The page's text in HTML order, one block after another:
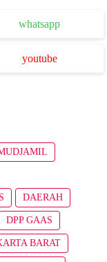
whatsapp
youtube
DAERAH
DPP GAAS
BARAT